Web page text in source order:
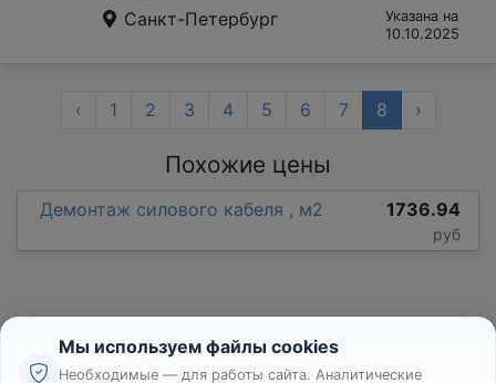
Санкт-Петербург
Указана на
10.10.2025
‹ 1 2 3 4 5 6 7 8 ›
Похожие цены
Демонтаж силового кабеля , м2 1736.94
руб
Мы используем файлы cookies
Необходимые — для работы сайта. Аналитические